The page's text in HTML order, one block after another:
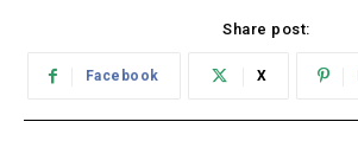
Share post:
Facebook X